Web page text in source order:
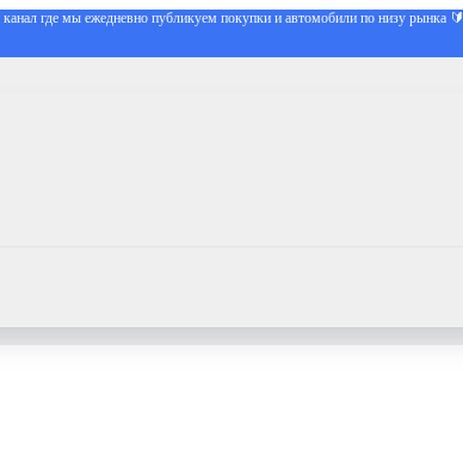
канал где мы ежедневно публикуем покупки и автомобили по низу рынка 🔰